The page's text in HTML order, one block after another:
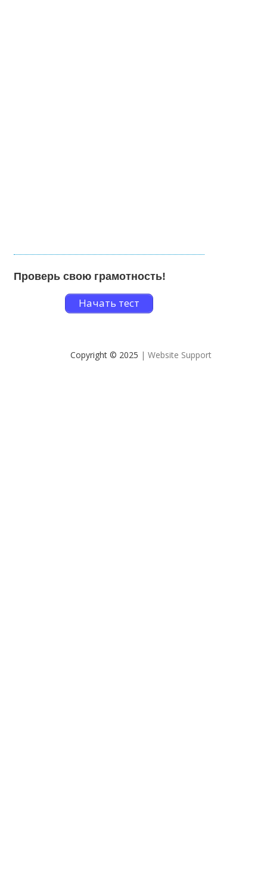
Проверь свою грамотность!
Начать тест
Copyright © 2025 | Website Support